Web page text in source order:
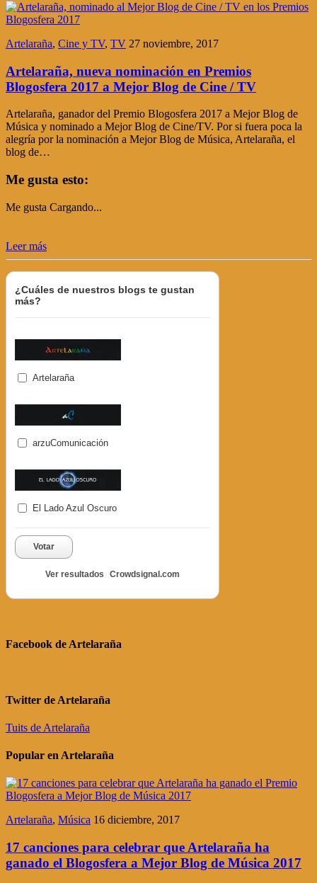
Artelaraña, Cine y TV, TV 27 noviembre, 2017
Artelaraña, nueva nominación en Premios
Blogosfera 2017 a Mejor Blog de Cine / TV
Artelaraña, ganador del Premio Blogosfera 2017 a Mejor Blog de
Música y nominado a Mejor Blog de Cine/TV. Por si fuera poca la
alegría por la nominación a Mejor Blog de Música, Artelaraña, el
blog de…
Me gusta esto:
Me gusta Cargando...
Leer más
¿Cuáles de nuestros blogs te gustan
más?
Artelaraña
arzuComunicación
El Lado Azul Oscuro
Votar
Ver resultados Crowdsignal.com
Facebook de Artelaraña
Twitter de Artelaraña
Tuits de Artelaraña
Popular en Artelaraña
Artelaraña, Música 16 diciembre, 2017
17 canciones para celebrar que Artelaraña ha
ganado el Blogosfera a Mejor Blog de Música 2017